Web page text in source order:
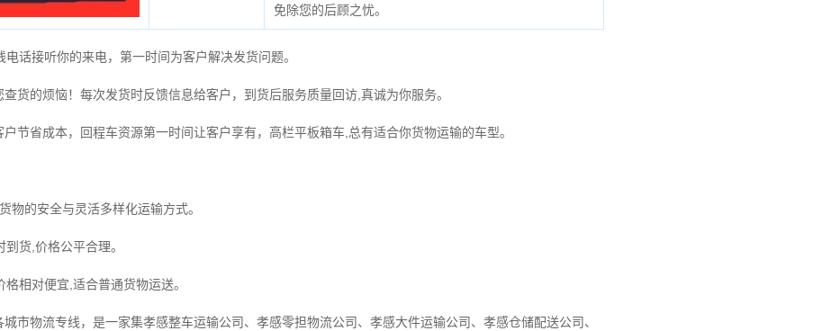
免除您的后顾之忧。
话接听你的来电，第一时间为客户解决发货问题。
货的烦恼！每次发货时反馈信息给客户，到货后服务质量回访,真诚为你服务。
节省成本，回程车资源第一时间让客户享有，高栏平板箱车,总有适合你货物运输的车型。
物的安全与灵活多样化运输方式。
货,价格公平合理。
相对便宜,适合普通货物运送。
市物流专线，是一家集孝感整车运输公司、 孝感零担物流公司、 孝感大件运输公司、 孝感仓储配送公司、